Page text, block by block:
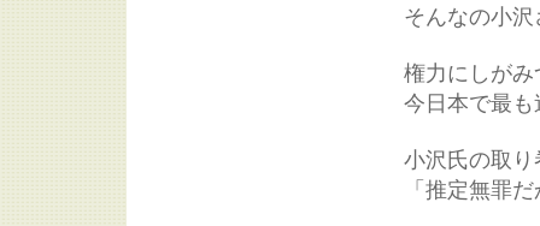
そんなの小
権力にしが
今日本で最
小沢氏の取り
「推定無罪